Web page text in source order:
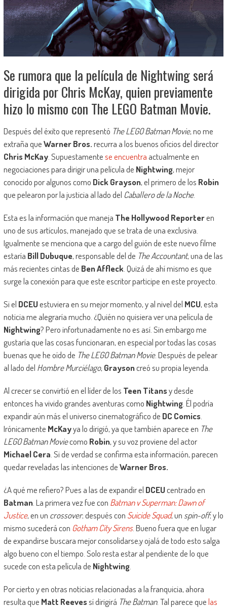
Se rumora que la película de Nightwing será
dirigida por Chris McKay, quien previamente
hizo lo mismo con The LEGO Batman Movie.
Después del éxito que representó The LEGO Batman Movie, no me
extraña queWarner Bros.recurra a los buenos oficios del director
Chris McKay. Supuestamentese encuentra actualmente en
negociaciones para dirigir una película de Nightwing, mejor
conocido por algunos como Dick Grayson, el primero de los Robin
que pelearon por la justicia al lado del Caballero de la Noche.
Esta es la información que maneja The Hollywood Reporteren
uno de sus artículos, manejado que se trata de una exclusiva.
Igualmente se menciona que a cargo del guión de este nuevo filme
estaría Bill Dubuque, responsable del de The Accountant, una de las
más recientes cintas de Ben Affleck. Quizá de ahí mismo es que
surge la conexión para que este escritor participe en este proyecto.
Si el DCEUestuviera en su mejor momento, y al nivel del MCU, esta
noticia me alegraría mucho. ¿Quién no quisiera ver una película de
Nightwing? Pero infortunadamente no es así. Sin embargo me
gustaría que las cosas funcionaran, en especial por todas las cosas
buenas que he oído de The LEGO Batman Movie. Después de pelear
al lado del Hombre Murciélago, Graysoncreó su propia leyenda.
Al crecer se convirtió en el líder de los Teen Titansy desde
entonces ha vivido grandes aventuras como Nightwing. Él podría
expandir aún más el universo cinematográfico de DC Comics.
Irónicamente McKayya lo dirigió, ya que también aparece en The
LEGO Batman Moviecomo Robin, y su voz proviene del actor
Michael Cera . Si de verdad se confirma esta información, parecen
quedar reveladas las intenciones deWarner Bros.
¿A qué me refiero? Pues a las de expandir el DCEUcentrado en
Batman. La primera vez fue con Batman v Superman: Dawn of
Justice, en un crossover; después con Suicide Squad, un spin-off; y lo
mismo sucederá con Gotham City Sirens. Bueno fuera que en lugar
de expandirse buscara mejor consolidarse,y ojalá de todo esto salga
algo bueno con el tiempo. Solo resta estar al pendiente de lo que
sucede con esta película de Nightwing.
Por cierto y en otras noticias relacionadas a la franquicia, ahora
resulta que Matt Reevessí dirigirá The Batman. Tal parece quelas